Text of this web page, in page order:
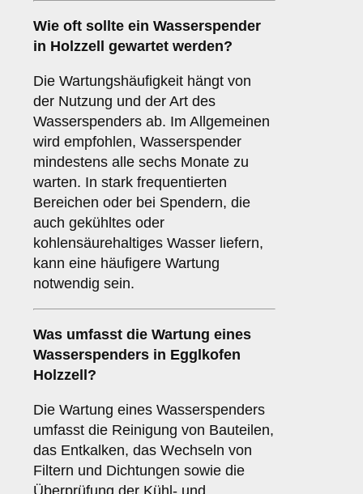
Wie oft sollte ein Wasserspender
in Holzzell gewartet werden?
Die Wartungshäufigkeit hängt von
der Nutzung und der Art des
Wasserspenders ab. Im Allgemeinen
wird empfohlen, Wasserspender
mindestens alle sechs Monate zu
warten. In stark frequentierten
Bereichen oder bei Spendern, die
auch gekühltes oder
kohlensäurehaltiges Wasser liefern,
kann eine häufigere Wartung
notwendig sein.
Was umfasst die Wartung eines
Wasserspenders in Egglkofen
Holzzell?
Die Wartung eines Wasserspenders
umfasst die Reinigung von Bauteilen,
das Entkalken, das Wechseln von
Filtern und Dichtungen sowie die